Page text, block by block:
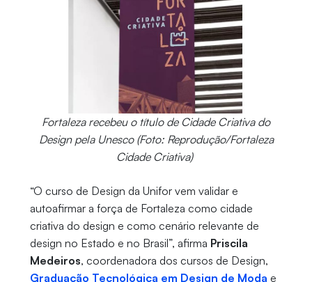
Fortaleza recebeu o título de Cidade Criativa do
Design pela Unesco (Foto: Reprodução/Fortaleza
Cidade Criativa)
“O curso de Design da Unifor vem validar e
autoafirmar a força de Fortaleza como cidade
criativa do design e como cenário relevante de
design no Estado e no Brasil”, afirma Priscila
Medeiros, coordenadora dos cursos de Design,
Graduação Tecnológica em Design de Moda e